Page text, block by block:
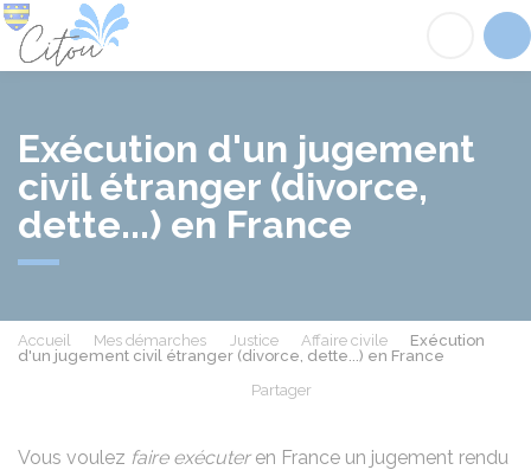
Exécution d'un jugement
civil étranger (divorce,
dette...) en France
Accueil Mes démarches Justice Affaire civile
Exécution
d'un jugement civil étranger (divorce, dette...) en France
Partager
Vous voulez faire exécuteren France un jugement rendu